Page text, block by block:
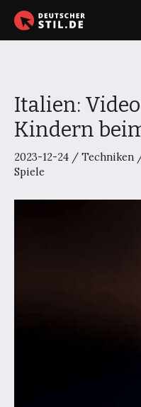
Zum
Inhalt
Italien:
Kindern
2023-12-24 / Techniken
Spiele